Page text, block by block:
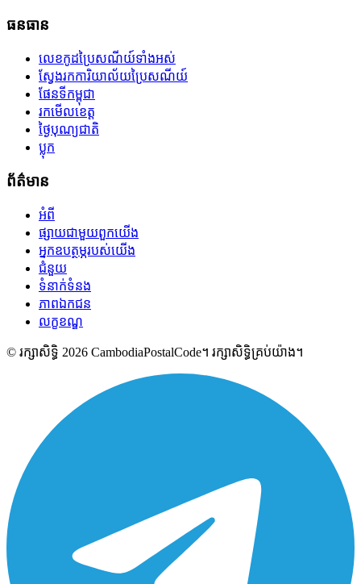
ធនធាន
លេខកូដប្រៃសណីយ៍ទាំងអស់
ស្វែងរកការិយាល័យប្រៃសណីយ៍
ផែនទីកម្ពុជា
រកមើលខេត្ត
ថ្ងៃបុណ្យជាតិ
ប្លុក
ព័ត៌មាន
អំពី
ផ្សាយជាមួយពួកយើង
អ្នកឧបត្ថម្ភរបស់យើង
ជំនួយ
ទំនាក់ទំនង
ភាពឯកជន
លក្ខខណ្ឌ
© រក្សាសិទ្ធិ 2026 CambodiaPostalCode។ រក្សាសិទ្ធិគ្រប់យ៉ាង។